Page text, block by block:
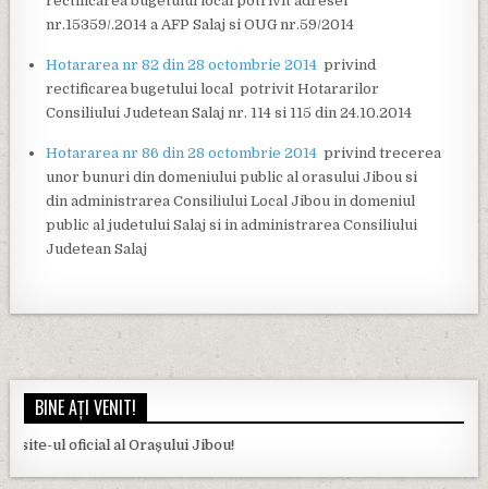
nr.15359/.2014 a AFP Salaj si OUG nr.59/2014
Hotararea nr 82 din 28 octombrie 2014 privind
rectificarea bugetului local potrivit Hotararilor
Consiliului Judetean Salaj nr. 114 si 115 din 24.10.2014
Hotararea nr 86 din 28 octombrie 2014 privind trecerea
unor bunuri din domeniului public al orasului Jibou si
din administrarea Consiliului Local Jibou in domeniul
public al judetului Salaj si in administrarea Consiliului
Judetean Salaj
BINE AȚI VENIT!
oficial al Orașului Jibou!